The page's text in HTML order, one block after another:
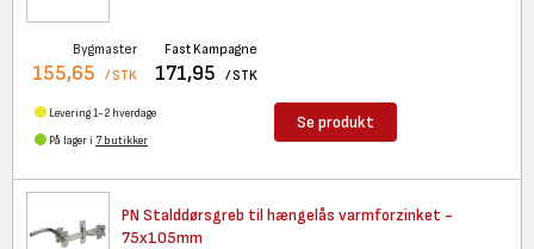
Bygmaster
155,65 / STK
Fast Kampagne
171,95 / STK
Levering 1-2 hverdage
På lager i 7 butikker
Se produkt
PN Stalddørsgreb til hængelås varmforzinket -
75x105mm